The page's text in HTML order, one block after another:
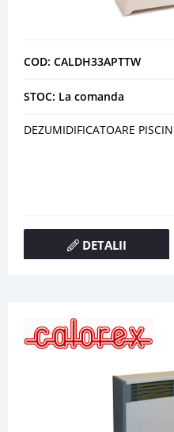
COD: CALDH33APTTW
STOC: La comanda
DEZUMIDIFICATOARE
DETALII